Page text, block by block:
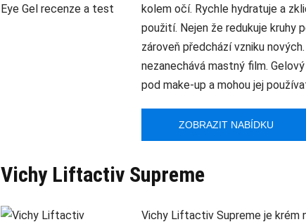
kolem očí. Rychle hydratuje a
použití. Nejen že redukuje kruhy
zároveň předchází vzniku
nezanechává mastný film.
pod make-up a mohou jej
ZOBRAZIT NABÍDKU
Vichy Liftactiv Supreme
Vichy Liftactiv Supreme je krém